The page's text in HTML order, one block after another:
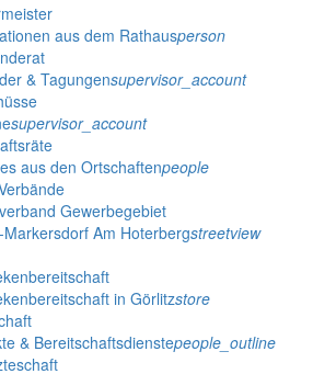
aus dem Rathausperson
& Tagungensupervisor_account
supervisor_account
aus den Ortschaftenpeople
Gewerbegebiet
Am Hoterbergstreetview
in Görlitzstore
& Bereitschaftsdienstepeople_outline